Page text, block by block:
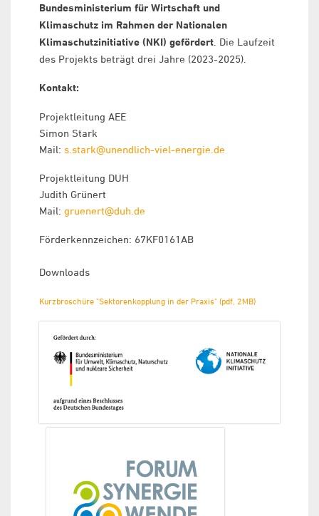
Bundesministerium für Wirtschaft und
Klimaschutz im Rahmen der Nationalen
Klimaschutzinitiative (NKI) gefördert . Die Laufzeit
des Projekts beträgt drei Jahre (2023-2025).
Kontakt:
Projektleitung AEE
Simon Stark
Mail: s.stark@unendlich-viel-energie.de
Projektleitung DUH
Judith Grünert
Mail: gruenert@duh.de
Förderkennzeichen: 67KF0161AB
Downloads
Kurzbroschüre "Sektorenkopplung in der Praxis" (pdf, 2MB)